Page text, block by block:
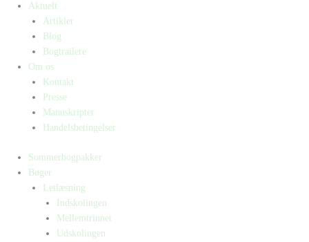
Aktuelt
Artikler
Blog
Bogtrailere
Om os
Kontakt
Presse
Manuskripter
Handelsbetingelser
Sommerbogpakker
Bøger
Letlæsning
Indskolingen
Mellemtrinnet
Udskolingen